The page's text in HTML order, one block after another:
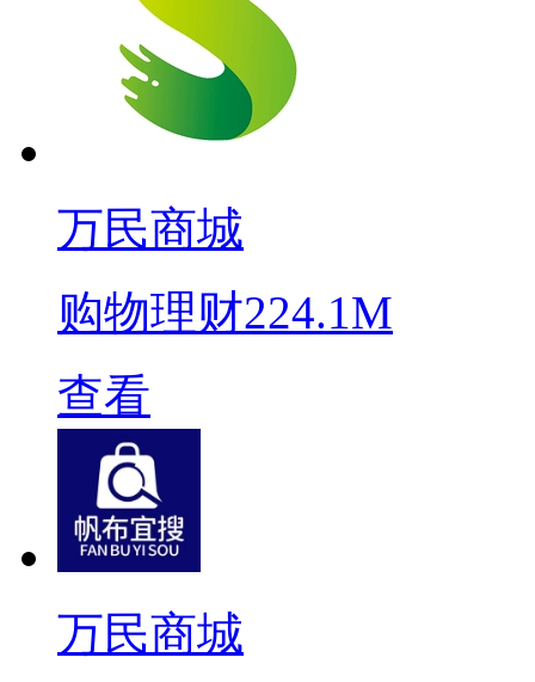
万民商城
购物理财224.1M
查看
万民商城